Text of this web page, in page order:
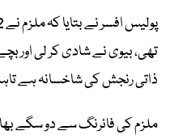
تھی، بیوی نے شادی کر لی اور
ذاتی رنجش کی شاخسانہ ہے
ملزم کی فائرنگ سے دو سگے